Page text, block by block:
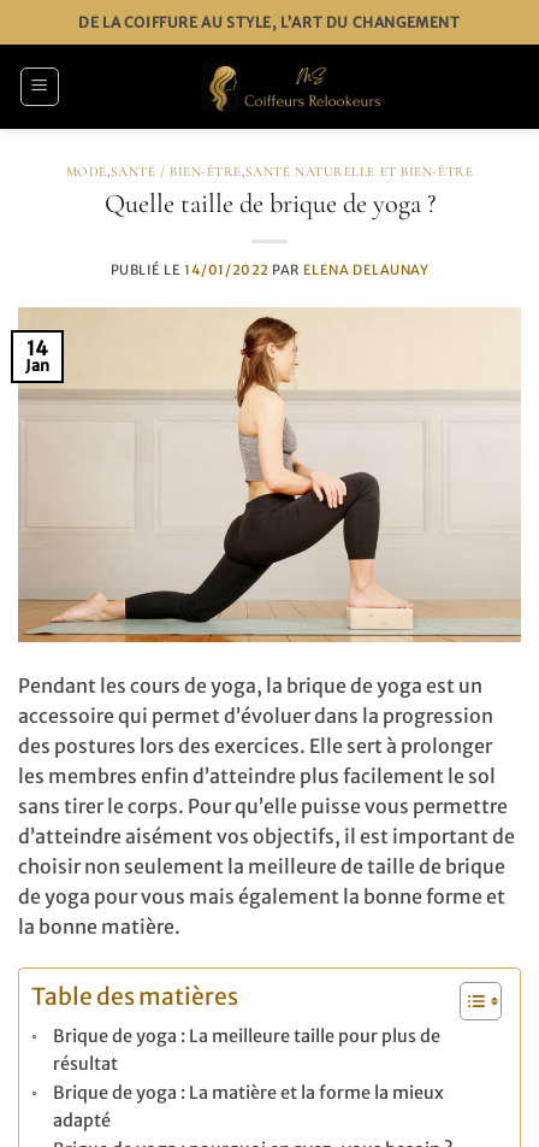
au
contenu
DE LA COIFFURE AU STYLE, L’ART DU CHANGEMENT
MODE,SANTÉ / BIEN-ÊTRE,SANTÉ NATURELLE ET BIEN-ÊTRE
Quelle taille de brique de yoga ?
PUBLIÉ LE14/01/2022 PAR ELENA DELAUNAY
14
Jan
Pendant les cours de yoga, la brique de yoga est un
accessoire qui permet d’évoluer dans la progression
des postures lors des exercices. Elle sert à prolonger
les membres enfin d’atteindre plus facilement le sol
sans tirer le corps. Pour qu’elle puisse vous permettre
d’atteindre aisément vos objectifs, il est important de
choisir non seulement la meilleure de taille de brique
de yoga pour vous mais également la bonne forme et
la bonne matière.
Table des matières
Brique de yoga : La meilleure taille pour plus de
résultat
Brique de yoga : La matière et la forme la mieux
adapté